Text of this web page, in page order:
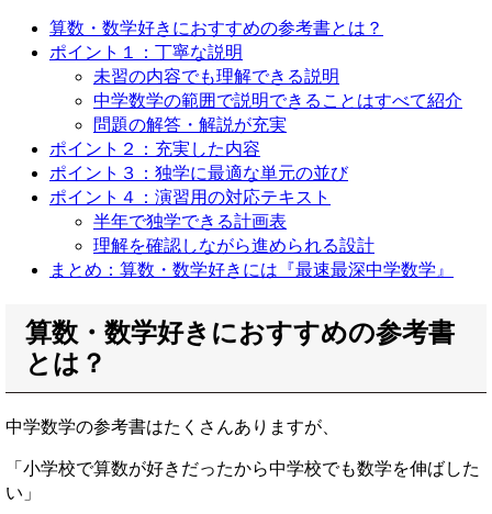
算数・数学好きにおすすめの参考書とは？
ポイント１：丁寧な説明
未習の内容でも理解できる説明
中学数学の範囲で説明できることはすべて紹介
問題の解答・解説が充実
ポイント２：充実した内容
ポイント３：独学に最適な単元の並び
ポイント４：演習用の対応テキスト
半年で独学できる計画表
理解を確認しながら進められる設計
まとめ：算数・数学好きには『最速最深中学数学』
算数・数学好きにおすすめの参考書
とは？
中学数学の参考書はたくさんありますが、
「小学校で算数が好きだったから中学校でも数学を伸ばした
い」